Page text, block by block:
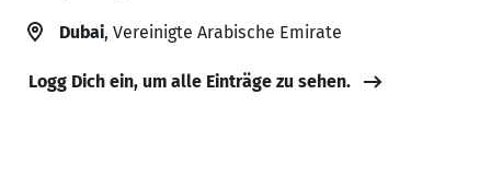
Dubai, Vereinigte Arabische Emirate
Logg Dich ein, um alle Einträge zu sehen.